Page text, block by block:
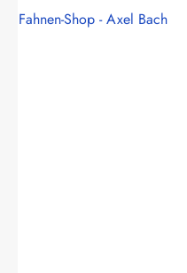
Fahnen-Shop - Axel Bach